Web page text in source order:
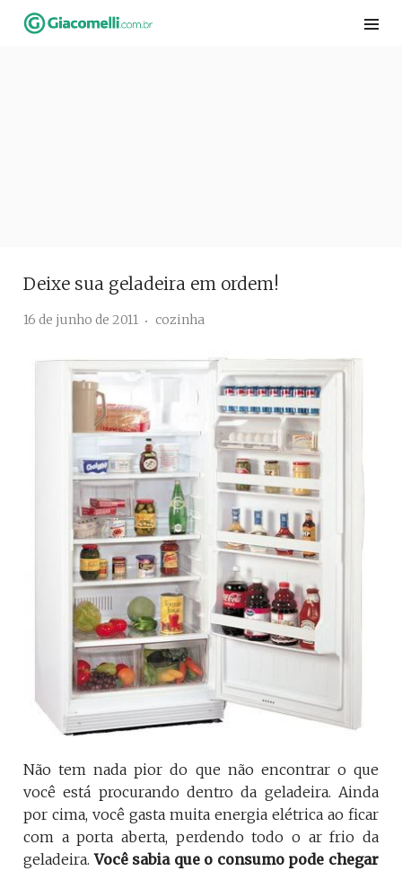
Skip
Deixe sua geladeira em ordem!
16 de junho de 2011 cozinha
Não tem nada pior do que não encontrar o que
você está procurando dentro da geladeira. Ainda
por cima, você gasta muita energia elétrica ao ficar
com a porta aberta, perdendo todo o ar frio da
geladeira.Você sabia que o consumo pode chegar